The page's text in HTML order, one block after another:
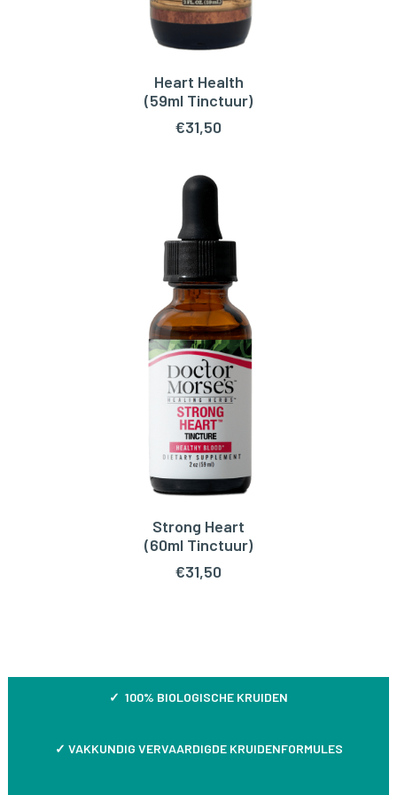
TOEVOEGEN AAN WINKELWAGEN
Heart Health
(59ml Tinctuur)
€31,50
TOEVOEGEN AAN WINKELWAGEN
Strong Heart
(60ml Tinctuur)
€31,50
✓ 100% BIOLOGISCHE KRUIDEN
✓ VAKKUNDIG VERVAARDIGDE KRUIDENFORMULES